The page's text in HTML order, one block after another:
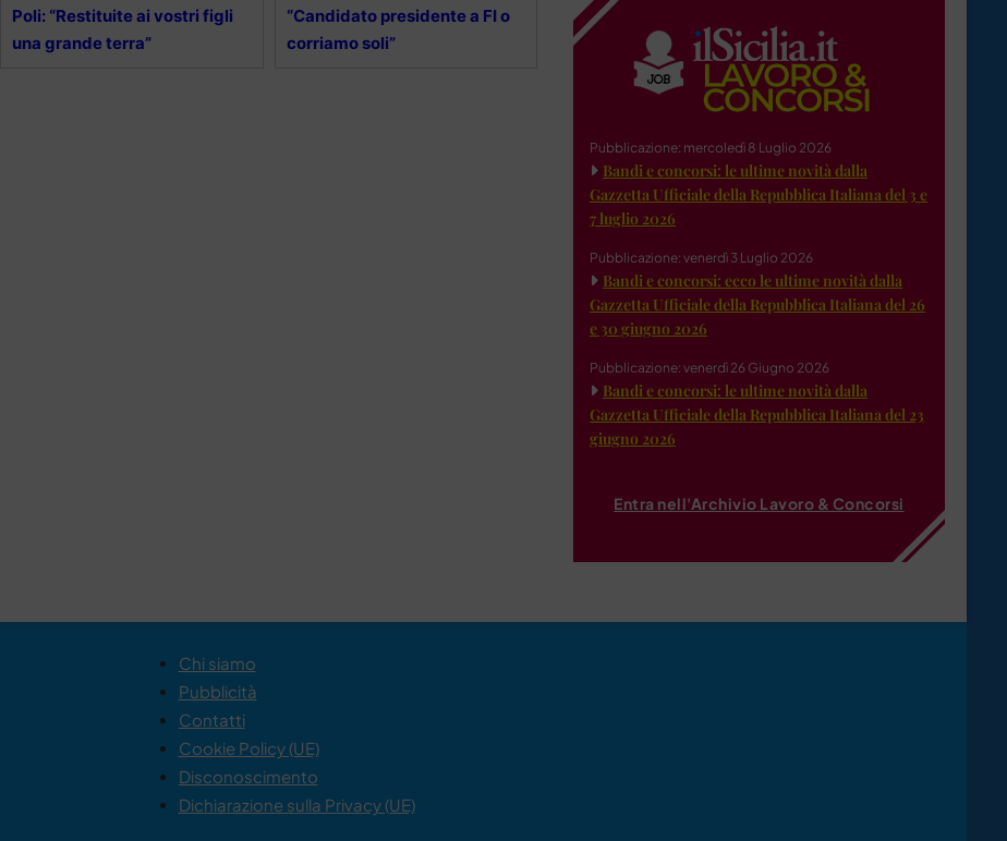
Poli: “Restituite ai vostri figli
una grande terra”
“Candidato presidente a FI o
corriamo soli”
Pubblicazione: mercoledì 8 Luglio 2026
Bandi e concorsi: le ultime novità dalla
Gazzetta Ufficiale della Repubblica Italiana del 3 e
7 luglio 2026
Pubblicazione: venerdì 3 Luglio 2026
Bandi e concorsi: ecco le ultime novità dalla
Gazzetta Ufficiale della Repubblica Italiana del 26
e 30 giugno 2026
Pubblicazione: venerdì 26 Giugno 2026
Bandi e concorsi: le ultime novità dalla
Gazzetta Ufficiale della Repubblica Italiana del 23
giugno 2026
Entra nell'Archivio Lavoro & Concorsi
Chi siamo
Pubblicità
Contatti
Cookie Policy (UE)
Disconoscimento
Dichiarazione sulla Privacy (UE)